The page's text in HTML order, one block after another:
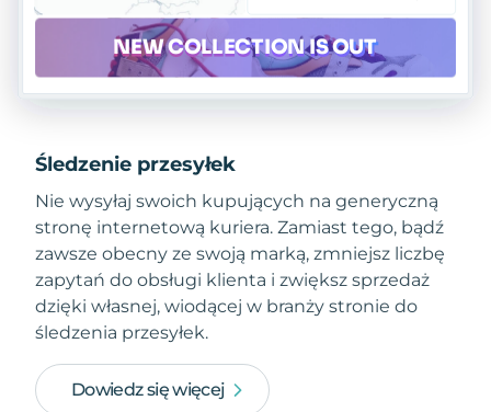
Śledzenie przesyłek
Nie wysyłaj swoich kupujących na generyczną
stronę internetową kuriera. Zamiast tego, bądź
zawsze obecny ze swoją marką, zmniejsz liczbę
zapytań do obsługi klienta i zwiększ sprzedaż
dzięki własnej, wiodącej w branży stronie do
śledzenia przesyłek.
Dowiedz się więcej